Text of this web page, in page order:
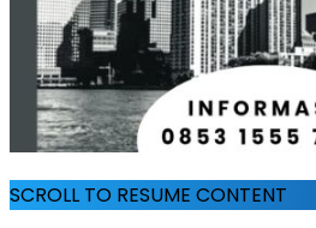
SCROLL TO RESUME CONTENT